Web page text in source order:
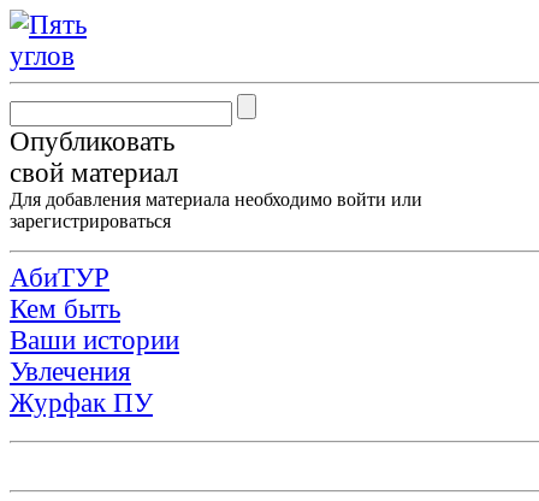
Опубликовать
свой материал
Для добавления материала необходимо войти или
зарегистрироваться
АбиТУР
Кем быть
Ваши истории
Увлечения
Журфак ПУ